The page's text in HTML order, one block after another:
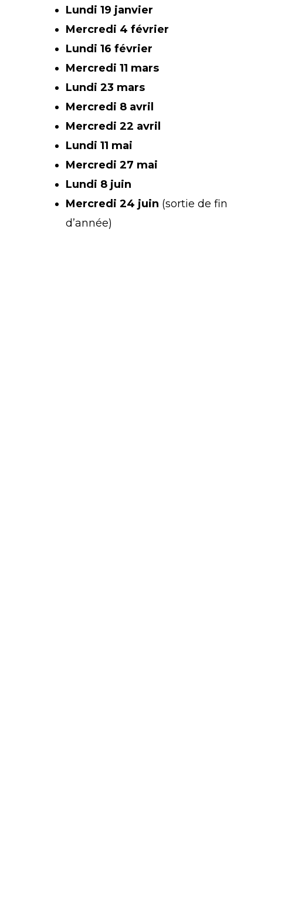
Lundi 19 janvier
Mercredi 4 février
Lundi 16 février
Mercredi 11 mars
Lundi 23 mars
Mercredi 8 avril
Mercredi 22 avril
Lundi 11 mai
Mercredi 27 mai
Lundi 8 juin
Mercredi 24 juin (sortie de fin
d’année)